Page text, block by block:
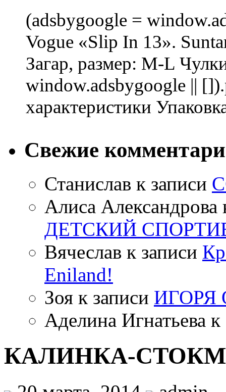
(adsbygoogle =
Vogue «Slip In 13».
Загар, размер: M-L
window.adsbygoogle ||
характеристики
Свежие
Станислав к записи
Алиса Александрова
ДЕТСКИЙ
Вячеслав к записи
Eniland!
Зоя к записи ИГОРЯ
Аделина Игнатьева к
КАЛИНКА-